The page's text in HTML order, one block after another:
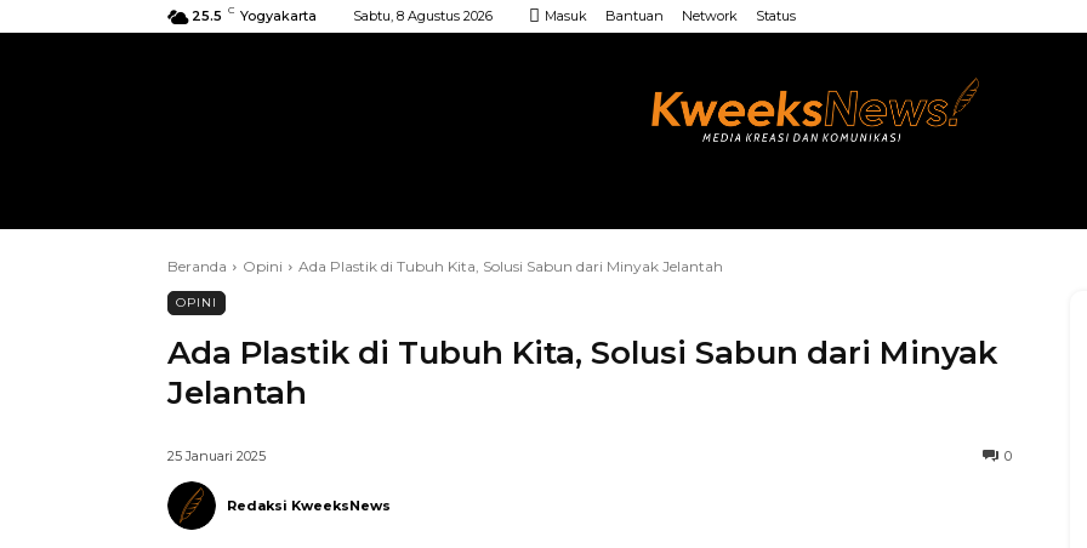
25.5 C Yogyakarta Sabtu, 8 Agustus 2026 Masuk Bantuan Network Status
Beranda Opini Ada Plastik di Tubuh Kita, Solusi Sabun dari Minyak Jelantah
OPINI
Ada Plastik di Tubuh Kita, Solusi Sabun dari Minyak
Jelantah
0
25 Januari 2025
Redaksi KweeksNews